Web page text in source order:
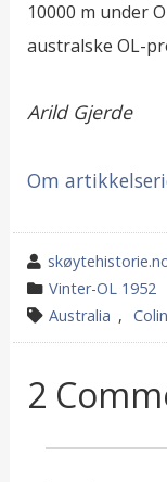
10000 m under
australske OL-
Arild Gjerde
Om
wrote
by
category
in
Vinter-OL 1952
tagged
Australia ,
2